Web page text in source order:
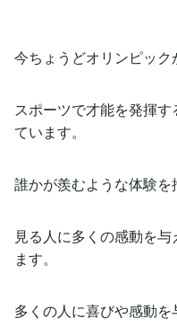
今ちょうどオリンピッ
スポーツで才能を発揮
ています。
誰かが羨むような体験
見る人に多くの感動を
ます。
多くの人に喜びや感動